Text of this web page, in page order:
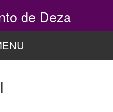
de Deza